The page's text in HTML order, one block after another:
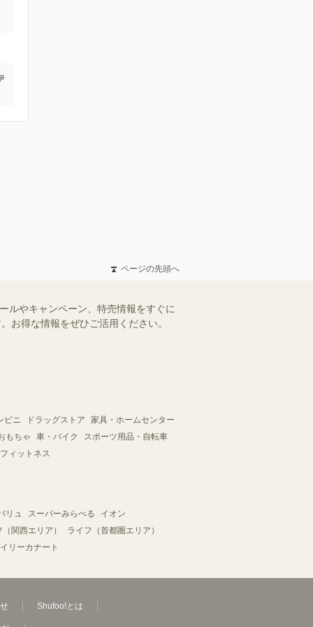
ページの先頭へ
ルやキャンペーン、特売情報をすぐに
お得な情報をぜひご活用ください。
ビニ ドラッグストア
家具・ホームセンター
もちゃ 車・バイク
スポーツ用品・自転車
ィットネス
リュ スーパーみらべる
イオン
関西エリア）
ライフ（首都圏エリア）
リーカナート
Shufoo!とは